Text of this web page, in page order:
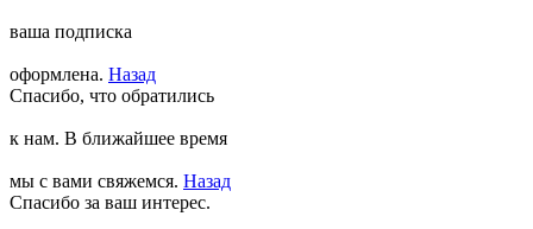
ваша подписка
оформлена. Назад
Спасибо, что обратились
к нам. В ближайшее время
мы с вами свяжемся. Назад
Спасибо за ваш интерес.